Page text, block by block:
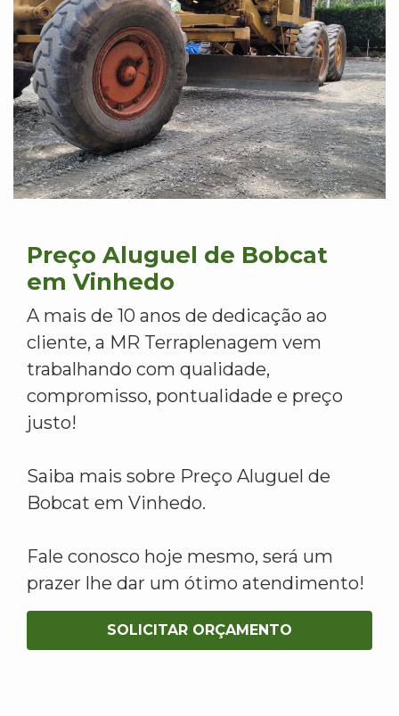
Preço Aluguel de Bobcat
em Vinhedo
A mais de 10 anos de dedicação ao
cliente, a MR Terraplenagem vem
trabalhando com qualidade,
compromisso, pontualidade e preço
justo!
Saiba mais sobre Preço Aluguel de
Bobcat em Vinhedo.
Fale conosco hoje mesmo, será um
prazer lhe dar um ótimo atendimento!
SOLICITAR ORÇAMENTO